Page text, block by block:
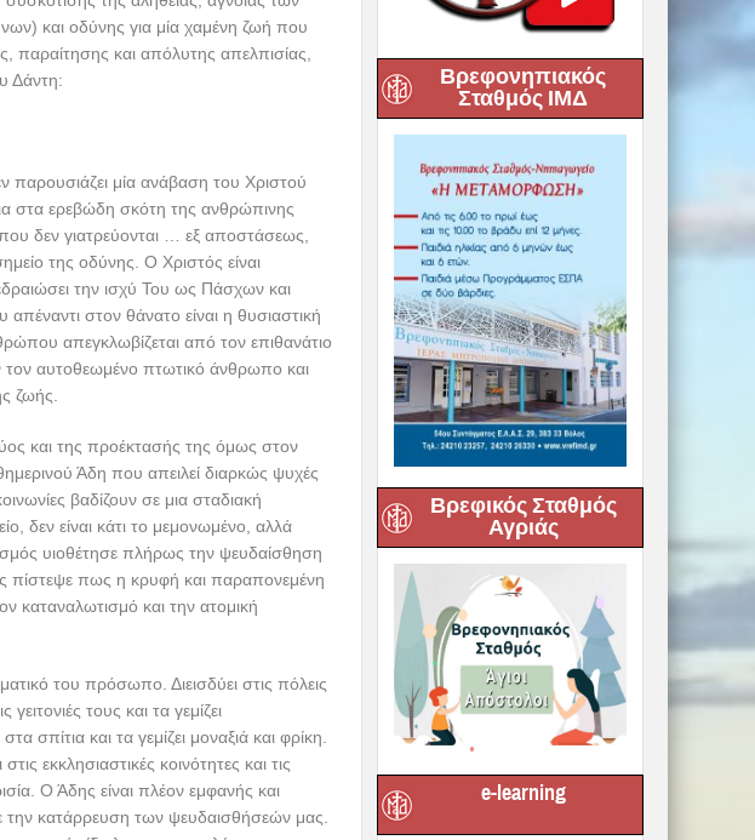
και οδύνης για μία χαμένη ζωή που
παραίτησης και απόλυτης απελπισίας,
Δάντη:
μία ανάβαση του Χριστού
στα ερεβώδη σκότη της ανθρώπινης
δεν γιατρεύονται … εξ αποστάσεως,
της οδύνης. Ο Χριστός είναι
την ισχύ Του ως Πάσχων και
στον θάνατο είναι η θυσιαστική
απεγκλωβίζεται από τον επιθανάτιο
τον αυτοθεωμένο πτωτικό άνθρωπο και
ζωής.
και της προέκτασής της όμως στον
Άδη που απειλεί διαρκώς ψυχές
βαδίζουν σε μια σταδιακή
δεν είναι κάτι το μεμονωμένο, αλλά
υιοθέτησε πλήρως την ψευδαίσθηση
πίστεψε πως η κρυφή και παραπονεμένη
καταναλωτισμό και την ατομική
του πρόσωπο. Διεισδύει στις πόλεις
τους και τα γεμίζει
σπίτια και τα γεμίζει μοναξιά και φρίκη.
εκκλησιαστικές κοινότητες και τις
Ο Άδης είναι πλέον εμφανής και
την κατάρρευση των ψευδαισθήσεών μας.
Βρεφονηπιακός
Σταθμός ΙΜΔ
Βρεφικός Σταθμός
Αγριάς
e-learning